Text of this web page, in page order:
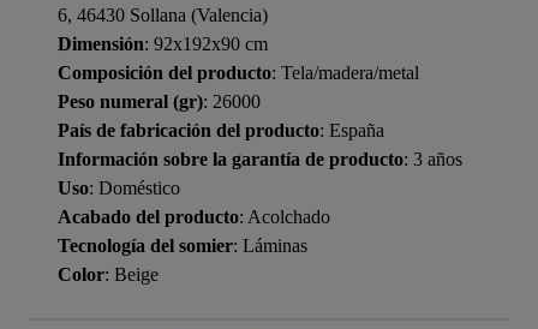
6, 46430 Sollana (Valencia)
Dimensión: 92x192x90 cm
Composición del producto: Tela/madera/metal
Peso numeral (gr): 26000
País de fabricación del producto: España
Información sobre la garantía de producto: 3 años
Uso: Doméstico
Acabado del producto: Acolchado
Tecnología del somier: Láminas
Color: Beige